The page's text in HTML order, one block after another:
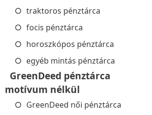
traktoros pénztárca
focis pénztárca
horoszkópos pénztárca
egyéb mintás pénztárca
GreenDeed pénztárca
motívum nélkül
GreenDeed női pénztárca